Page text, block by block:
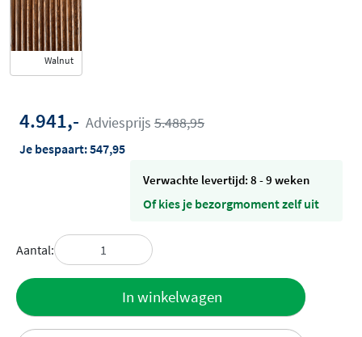
Walnut
4.941,- Adviesprijs 5.488,95
Je bespaart:547,95
Verwachte levertijd: 8 - 9 weken
Of kies je bezorgmoment zelf uit
Aantal:
In winkelwagen